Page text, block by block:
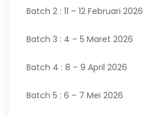
Batch 2 : 11 – 12 Februari 2026
Batch 3 : 4 – 5 Maret 2026
Batch 4 : 8 – 9 April 2026
Batch 5 : 6 – 7 Mei 2026